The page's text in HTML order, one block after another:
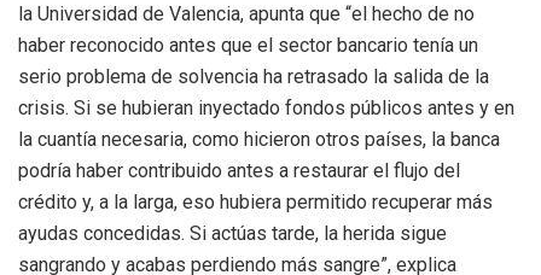
la Universidad de Valencia, apunta que “el hecho de no
haber reconocido antes que el sector bancario tenía un
serio problema de solvencia ha retrasado la salida de la
crisis. Si se hubieran inyectado fondos públicos antes y en
la cuantía necesaria, como hicieron otros países, la banca
podría haber contribuido antes a restaurar el flujo del
crédito y, a la larga, eso hubiera permitido recuperar más
ayudas concedidas. Si actúas tarde, la herida sigue
sangrando y acabas perdiendo más sangre”, explica